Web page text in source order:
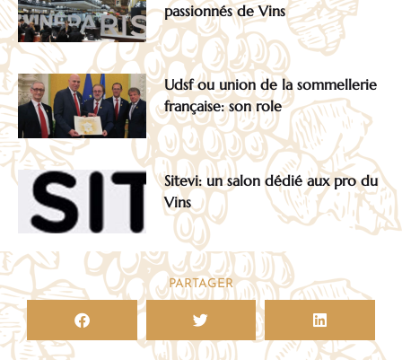
passionnés de Vins
Udsf ou union de la sommellerie
française: son role
Sitevi: un salon dédié aux pro du
Vins
PARTAGER